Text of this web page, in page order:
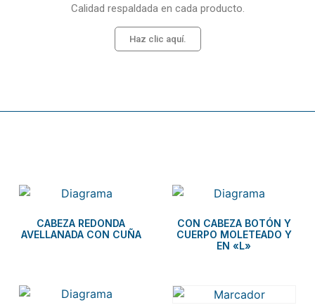
Calidad respaldada en cada producto.
Haz clic aquí.
CABEZA REDONDA
AVELLANADA CON CUÑA
CON CABEZA BOTÓN Y
CUERPO MOLETEADO Y
EN «L»